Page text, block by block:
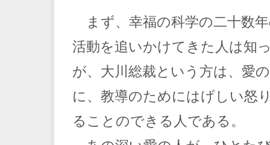
まず、幸福の科学の二十数
活動を追いかけてきた人は知
が、大川総裁という方は、愛
に、教導のためにはげしい怒
ることのできる人である。